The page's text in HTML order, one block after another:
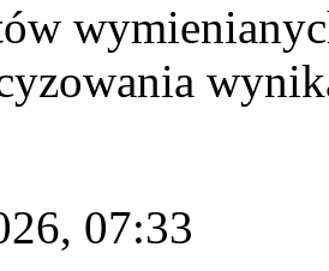
07:33